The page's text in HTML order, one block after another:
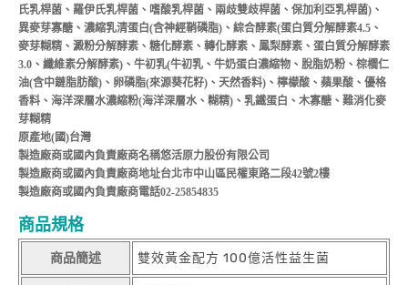
氏乳桿菌、羅伊氏乳桿菌、嗜酸乳桿菌、兩歧雙歧桿菌、保加利亞乳桿菌)、
異麥芽寡醣、濃縮乳清蛋白(含神經鞘磷脂)、綜合酵素(蛋白質分解酵素4.5、
麥芽糊精、澱粉分解酵素、糖化酵素、轉化酵素、鳳梨酵素、蛋白質分解酵素
3.0、纖維素分解酵素)、牛初乳(牛初乳、牛奶蛋白濃縮物、脫脂奶粉、棕櫚仁
油(含中鏈脂肪酸)、卵磷脂(來源葵花籽)、天然香料)、檸檬酸、蘋果酸、優格
香料、海洋深層水濃縮粉(海洋深層水、糊精)、乳鐵蛋白、木寡醣、難消化麥
芽糊精
原產地(國)台灣
製造廠商或國內負責廠商名稱悠活原力股份有限公司
製造廠商或國內負責廠商地址台北市中山區民權東路二段42號2樓
製造廠商或國內負責廠商電話02-25854835
商品規格
商品簡述 雙效黃金配方 100億活性益生菌